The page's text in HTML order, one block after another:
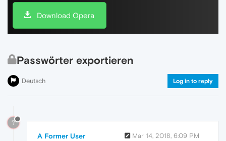
Download Opera
Passwörter exportieren
Deutsch Log in to reply
?
A Former User Mar 14, 2018, 6:09 PM